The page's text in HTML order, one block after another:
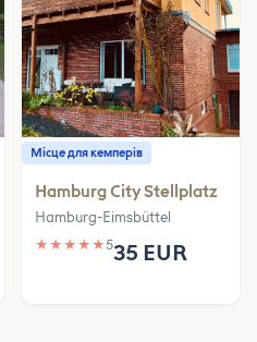
Місце для кемперів
Hamburg City Stellplatz
Hamburg-Eimsbüttel
★ ★ ★ ★ ★535 EUR